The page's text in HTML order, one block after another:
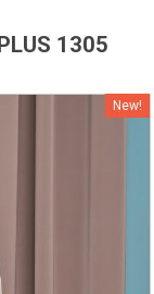
1305
New!